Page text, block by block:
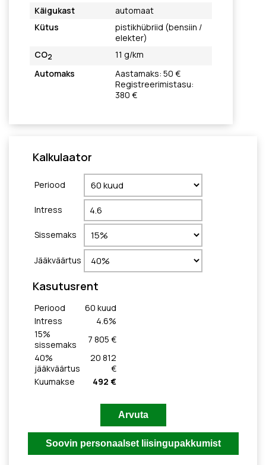
Käigukast
automaat
Kütus
pistikhübriid (bensiin /
elekter)
CO2
11 g/km
Automaks
Aastamaks: 50 €
Registreerimistasu:
380 €
Kalkulaator
Periood
Intress
Sissemaks
Jääkväärtus
Kasutusrent
Periood 60 kuud
Intress
4.6%
15%
sissemaks
7 805 €
40%
jääkväärtus
20 812
€
Kuumakse
492 €